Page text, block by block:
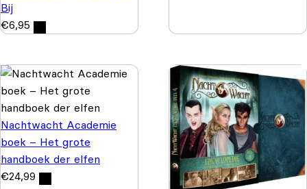
Bij
€6,95
Nachtwacht Academie
boek – Het grote
handboek der elfen
€24,99